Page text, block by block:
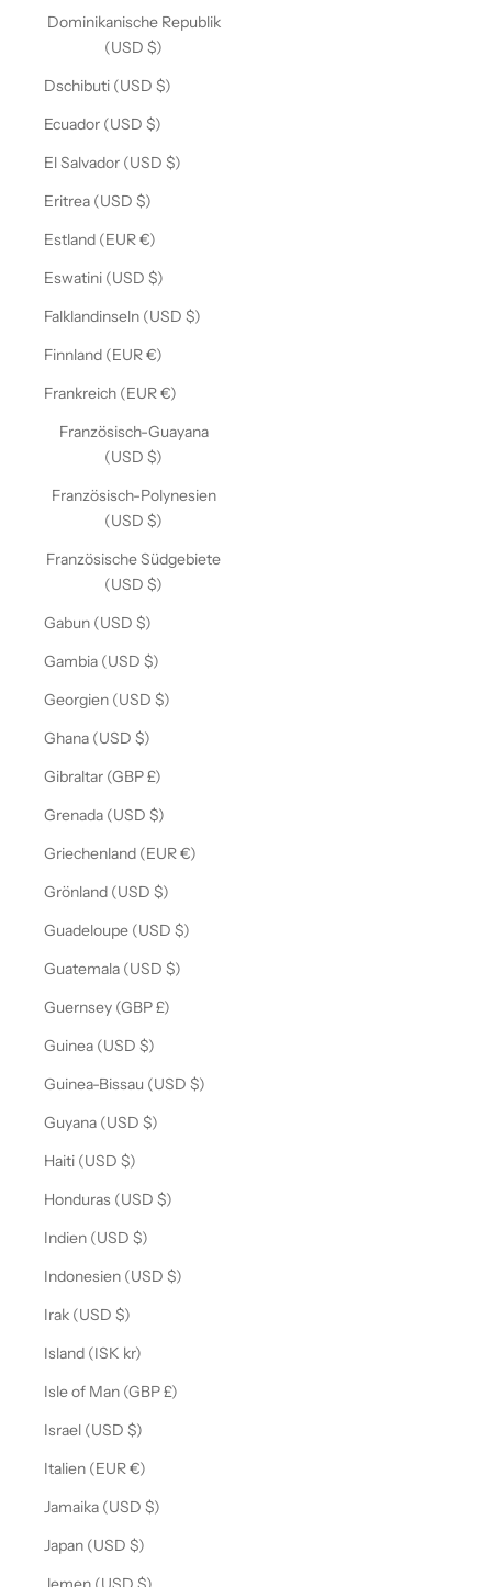
Dominikanische Republik
(USD $)
Dschibuti (USD $)
Ecuador (USD $)
El Salvador (USD $)
Eritrea (USD $)
Estland (EUR €)
Eswatini (USD $)
Falklandinseln (USD $)
Finnland (EUR €)
Frankreich (EUR €)
Französisch-Guayana
(USD $)
Französisch-Polynesien
(USD $)
Französische Südgebiete
(USD $)
Gabun (USD $)
Gambia (USD $)
Georgien (USD $)
Ghana (USD $)
Gibraltar (GBP £)
Grenada (USD $)
Griechenland (EUR €)
Grönland (USD $)
Guadeloupe (USD $)
Guatemala (USD $)
Guernsey (GBP £)
Guinea (USD $)
Guinea-Bissau (USD $)
Guyana (USD $)
Haiti (USD $)
Honduras (USD $)
Indien (USD $)
Indonesien (USD $)
Irak (USD $)
Island (ISK kr)
Isle of Man (GBP £)
Israel (USD $)
Italien (EUR €)
Jamaika (USD $)
Japan (USD $)